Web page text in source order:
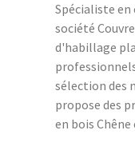
Spécialiste
société
d'habillage
sélection des
propose des
en bois